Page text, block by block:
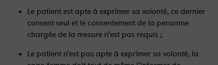
è
q
è
s
d
q
Le patient est apte à exprimer sa volonté, ce dernier
consent seul et le consentement de la personne
chargée de la mesure n’est pas requis ;
Le patient n’est pas apte à exprimer sa volonté, la